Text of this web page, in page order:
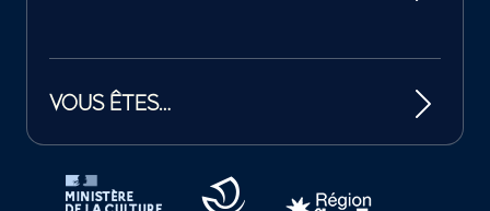
VOUS ÊTES…
Tutelles et mécènes de la Philharmonie de Paris